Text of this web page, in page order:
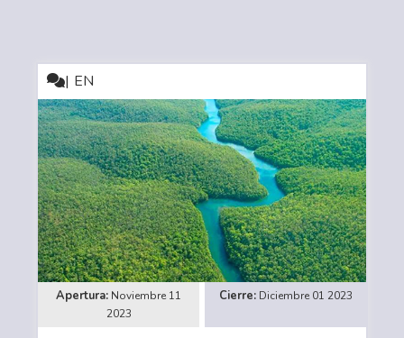
EN
Noviembre 11
2023
Diciembre 01 2023